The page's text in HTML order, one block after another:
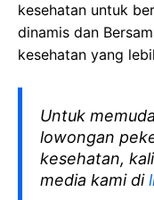
kesehatan untuk
dinamis dan
kesehatan yang
Untuk
lowongan
kesehatan,
media kami di